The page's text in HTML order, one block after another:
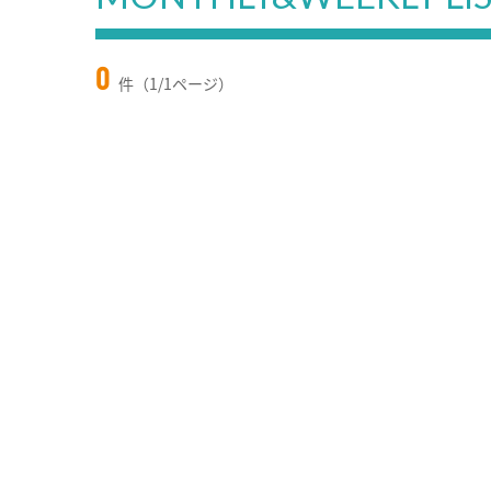
0 件（1/1ページ）